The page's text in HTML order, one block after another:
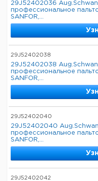
29J52402036 Aug.Schwan
профессиональное
SANFOR,...
29J52402038
29J52402038 Aug.Schwan
профессиональное
SANFOR,...
29J52402040
29J52402040 Aug.Schwan
профессиональное
SANFOR,...
29J52402042